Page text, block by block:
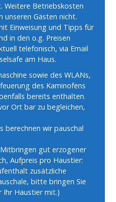
Weitere Betriebskosten
unseren Gästen nicht.
Einweisung und Tipps für
in den o.g. Preisen
telefonisch, via Email
am Haus.
sowie des WLANs,
des Kaminofens
bereits enthalten.
Ort bar zu begleichen,
berechnen wir pauschal
gut erzogener
Aufpreis pro Haustier:
zusätzliche
bitte bringen Sie
Ihr Haustier mit.)